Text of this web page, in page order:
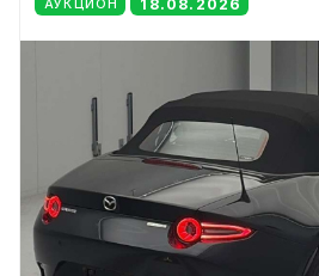
АУКЦИОН 18.08.2026